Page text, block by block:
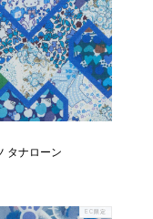
タナローン
EC限定